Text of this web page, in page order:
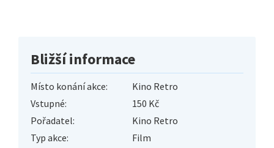
Bližší informace
Místo konání akce:
Kino Retro
Vstupné:
150 Kč
Pořadatel:
Kino Retro
Typ akce:
Film